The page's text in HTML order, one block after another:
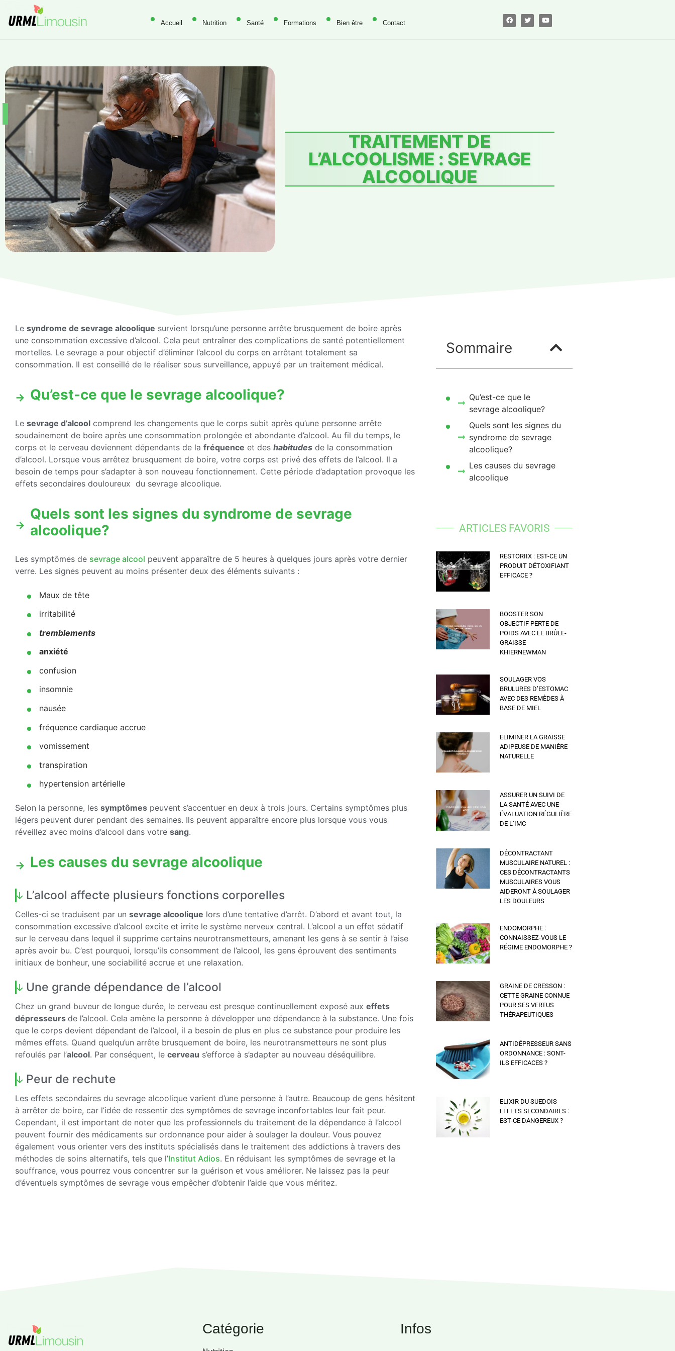
Accueil Nutrition Santé Formations Bien être Contact
TRAITEMENT DE
L’ALCOOLISME : SEVRAGE
ALCOOLIQUE
Le syndrome de sevrage alcoolique survient lorsqu’une personne arrête brusquement de boire après
une consommation excessive d’alcool. Cela peut entraîner des complications de santé potentiellement
mortelles. Le sevrage a pour objectif d’éliminer l’alcool du corps en arrêtant totalement sa
consommation. Il est conseillé de le réaliser sous surveillance, appuyé par un traitement médical.
Qu’est-ce que le sevrage alcoolique?
Le sevrage d’alcool comprend les changements que le corps subit après qu’une personne arrête
soudainement de boire après une consommation prolongée et abondante d’alcool. Au fil du temps, le
corps et le cerveau deviennent dépendants de la fréquence et des habitudes de la consommation
d’alcool. Lorsque vous arrêtez brusquement de boire, votre corps est privé des effets de l’alcool. Il a
besoin de temps pour s’adapter à son nouveau fonctionnement. Cette période d’adaptation provoque les
effets secondaires douloureux du sevrage alcoolique.
Quels sont les signes du syndrome de sevrage
alcoolique?
Les symptômes de sevrage alcool peuvent apparaître de 5 heures à quelques jours après votre dernier
verre. Les signes peuvent au moins présenter deux des éléments suivants :
Maux de tête
irritabilité
tremblements
anxiété
confusion
insomnie
nausée
fréquence cardiaque accrue
vomissement
transpiration
hypertension artérielle
Selon la personne, les symptômes peuvent s’accentuer en deux à trois jours. Certains symptômes plus
légers peuvent durer pendant des semaines. Ils peuvent apparaître encore plus lorsque vous vous
réveillez avec moins d’alcool dans votre sang.
Les causes du sevrage alcoolique
L’alcool affecte plusieurs fonctions corporelles
Celles-ci se traduisent par un sevrage alcoolique lors d’une tentative d’arrêt. D’abord et avant tout, la
consommation excessive d’alcool excite et irrite le système nerveux central. L’alcool a un effet sédatif
sur le cerveau dans lequel il supprime certains neurotransmetteurs, amenant les gens à se sentir à l’aise
après avoir bu. C’est pourquoi, lorsqu’ils consomment de l’alcool, les gens éprouvent des sentiments
initiaux de bonheur, une sociabilité accrue et une relaxation.
Une grande dépendance de l’alcool
Chez un grand buveur de longue durée, le cerveau est presque continuellement exposé aux effets
dépresseurs de l’alcool. Cela amène la personne à développer une dépendance à la substance. Une fois
que le corps devient dépendant de l’alcool, il a besoin de plus en plus ce substance pour produire les
mêmes effets. Quand quelqu’un arrête brusquement de boire, les neurotransmetteurs ne sont plus
refoulés par l’alcool. Par conséquent, le cerveau s’efforce à s’adapter au nouveau déséquilibre.
Peur de rechute
Les effets secondaires du sevrage alcoolique varient d’une personne à l’autre. Beaucoup de gens hésitent
à arrêter de boire, car l’idée de ressentir des symptômes de sevrage inconfortables leur fait peur.
Cependant, il est important de noter que les professionnels du traitement de la dépendance à l’alcool
peuvent fournir des médicaments sur ordonnance pour aider à soulager la douleur. Vous pouvez
également vous orienter vers des instituts spécialisés dans le traitement des addictions à travers des
méthodes de soins alternatifs, tels que l’Institut Adios. En réduisant les symptômes de sevrage et la
souffrance, vous pourrez vous concentrer sur la guérison et vous améliorer. Ne laissez pas la peur
d’éventuels symptômes de sevrage vous empêcher d’obtenir l’aide que vous méritez.
Sommaire
Qu’est-ce que le
sevrage alcoolique?
Quels sont les signes du
syndrome de sevrage
alcoolique?
Les causes du sevrage
alcoolique
ARTICLES FAVORIS
RESTORIIX : EST-CE UN
PRODUIT DÉTOXIFIANT
EFFICACE ?
BOOSTER SON
OBJECTIF PERTE DE
POIDS AVEC LE BRÛLE-
GRAISSE
KHIERNEWMAN
SOULAGER VOS
BRULURES D’ESTOMAC
AVEC DES REMÈDES À
BASE DE MIEL
ELIMINER LA GRAISSE
ADIPEUSE DE MANIÈRE
NATURELLE
ASSURER UN SUIVI DE
LA SANTÉ AVEC UNE
ÉVALUATION RÉGULIÈRE
DE L’IMC
DÉCONTRACTANT
MUSCULAIRE NATUREL :
CES DÉCONTRACTANTS
MUSCULAIRES VOUS
AIDERONT À SOULAGER
LES DOULEURS
ENDOMORPHE :
CONNAISSEZ-VOUS LE
RÉGIME ENDOMORPHE ?
GRAINE DE CRESSON :
CETTE GRAINE CONNUE
POUR SES VERTUS
THÉRAPEUTIQUES
ANTIDÉPRESSEUR SANS
ORDONNANCE : SONT-
ILS EFFICACES ?
ELIXIR DU SUEDOIS
EFFETS SECONDAIRES :
EST-CE DANGEREUX ?
Catégorie Infos